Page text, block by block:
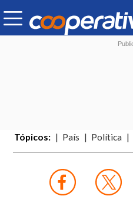
Tópicos: País Política